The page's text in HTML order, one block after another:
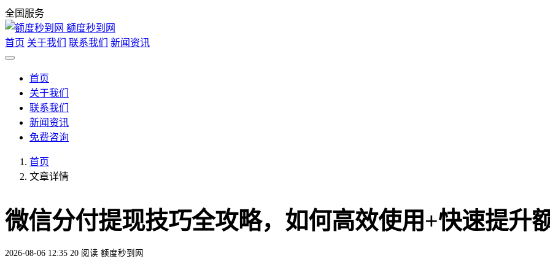
全国服务
额度秒到网
首页 关于我们 联系我们 新闻资讯
首页
关于我们
联系我们
新闻资讯
免费咨询
首页
文章详情
微信分付提现技巧全攻略，如何高效使用+快速提升
2026-08-06 12:35 20 阅读 额度秒到网